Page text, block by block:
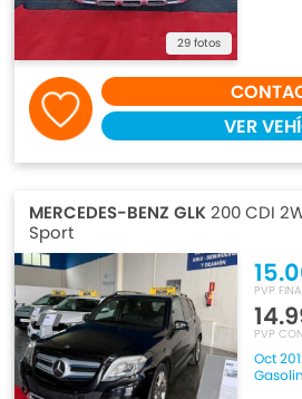
29 fotos
VER
MERCEDES-BENZ GLK200 CDI
Sport
PVP
PVP
Oct